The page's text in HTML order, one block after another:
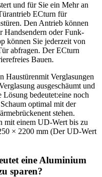
und für Sie ein Mehr an
ECturn für
Den Antrieb können
oder Funk-
können Sie jederzeit von
abfragen. Der ECturn
Bauen.
Haustürenmit Verglasungen
ausgeschäumt und
bedeutet:eine noch
optimal mit der
stehen.
mit einem UD-Wert bis zu
× 2200 mm (Der UD-Wert
eine Aluminium
sparen?